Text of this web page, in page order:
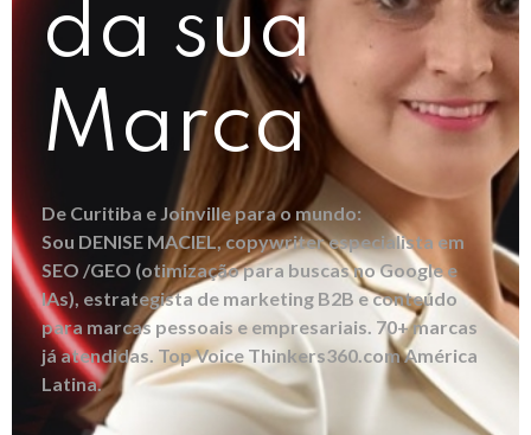
da sua
Marca
De Curitiba e Joinville para o mundo:
Sou DENISE MACIEL, copywriter especialista em
SEO /GEO (otimização para buscas no Google e
IAs), estrategista de marketing B2B e conteúdo
para marcas pessoais e empresariais. 70+ marcas
já atendidas. Top Voice Thinkers360.com América
Latina.